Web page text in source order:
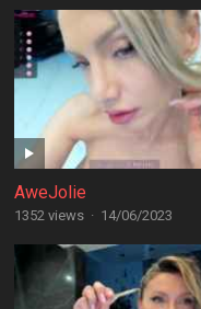
AweJolie
1352 views · 14/06/2023